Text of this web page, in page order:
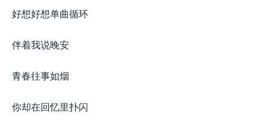
好想好想单曲循环
伴着我说晚安
青春往事如烟
你却在回忆里扑闪